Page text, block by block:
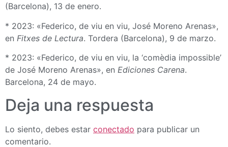
(Barcelona), 13 de enero.
* 2023: «Federico, de viu en viu, José Moreno Arenas»,
en Fitxes de Lectura. Tordera (Barcelona), 9 de marzo.
* 2023: «Federico, de viu en viu, la ‘comèdia impossible’
de José Moreno Arenas», en Ediciones Carena.
Barcelona, 24 de mayo.
Deja una respuesta
Lo siento, debes estar conectado para publicar un
comentario.